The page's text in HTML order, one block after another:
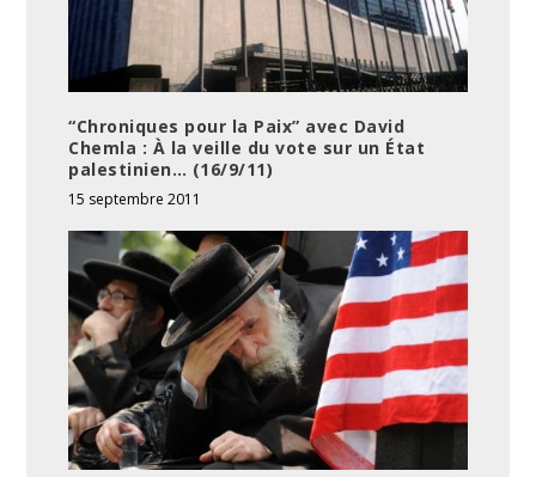
“Chroniques pour la Paix” avec David
Chemla : À la veille du vote sur un État
palestinien… (16/9/11)
15 septembre 2011